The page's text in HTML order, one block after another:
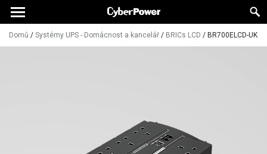
Domů / Systémy UPS - Domácnost a kancelář / BRICs LCD / BR700ELCD-UK